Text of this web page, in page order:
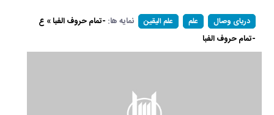
دریای وصال علم علم الیقین نمایه ها: -تمام حروف الفبا » ع
-تمام حروف الفبا